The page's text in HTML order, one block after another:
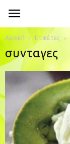
Αρχική Ετικέτες
συνταγες